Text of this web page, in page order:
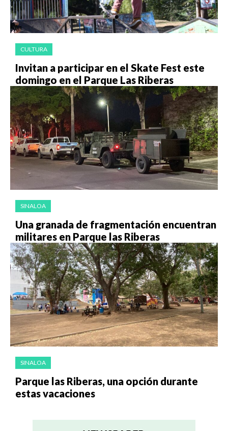
CULTURA
Invitan a participar en el Skate Fest este
domingo en el Parque Las Riberas
SINALOA
Una granada de fragmentación encuentran
militares en Parque las Riberas
SINALOA
Parque las Riberas, una opción durante
estas vacaciones